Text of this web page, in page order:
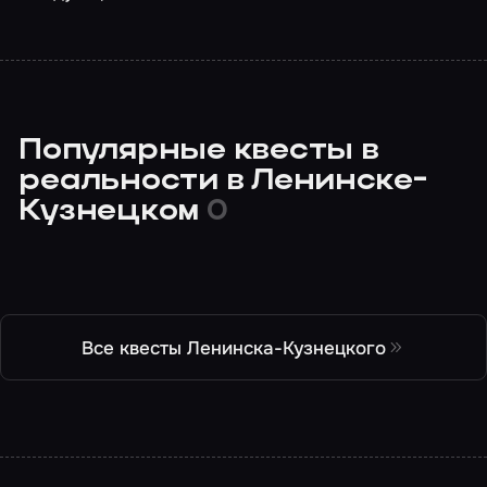
Популярные квесты в
реальности в Ленинске-
Кузнецком 0
Все квесты Ленинска-Кузнецкого